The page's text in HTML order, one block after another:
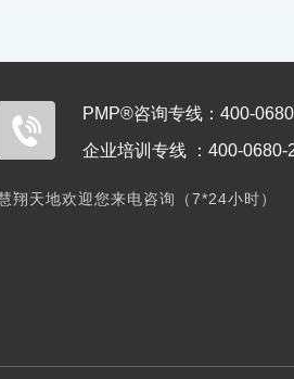
PMP®咨询专线：400-
企业培训专线 ：400-0680-
翔天地欢迎您来电咨询（7*24小时）